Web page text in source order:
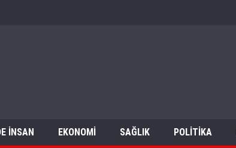
İNSAN EKONOMİ SAĞLIK POLİTİKA